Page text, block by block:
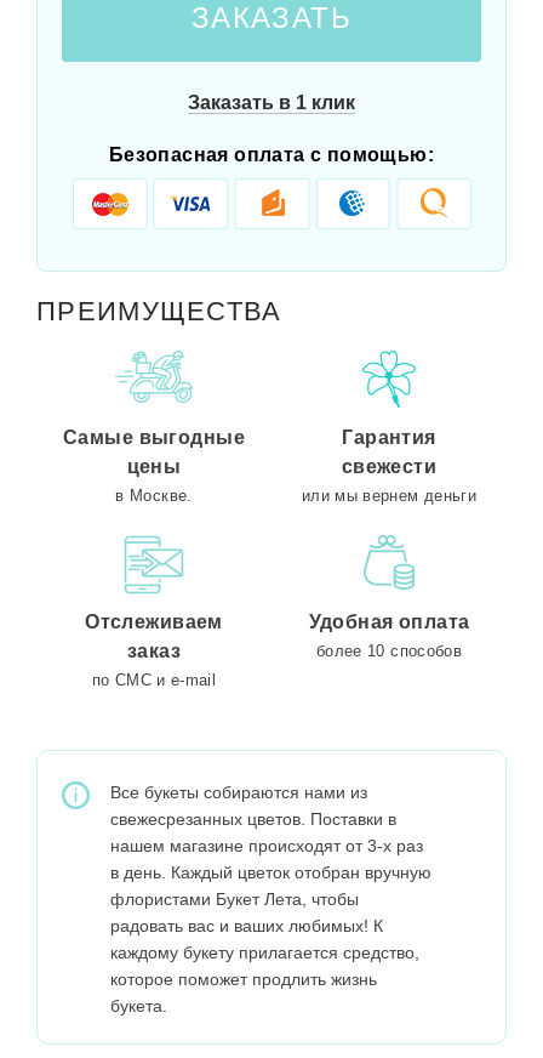
ЗАКАЗАТЬ
Заказать в 1 клик
Безопасная оплата с помощью:
ПРЕИМУЩЕСТВА
Самые выгодные
цены
в Москве.
Гарантия
свежести
или мы вернем деньги
Отслеживаем
заказ
по СМС и e-mail
Удобная оплата
более 10 способов
Все букеты собираются нами из
свежесрезанных цветов. Поставки в
нашем магазине происходят от 3-х раз
в день. Каждый цветок отобран вручную
флористами Букет Лета, чтобы
радовать вас и ваших любимых! К
каждому букету прилагается средство,
которое поможет продлить жизнь
букета.